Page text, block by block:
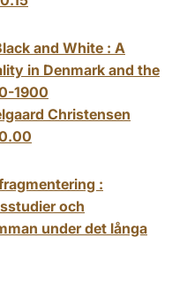
and White : A
in Denmark and the
1900
Christensen
:
och
under det långa